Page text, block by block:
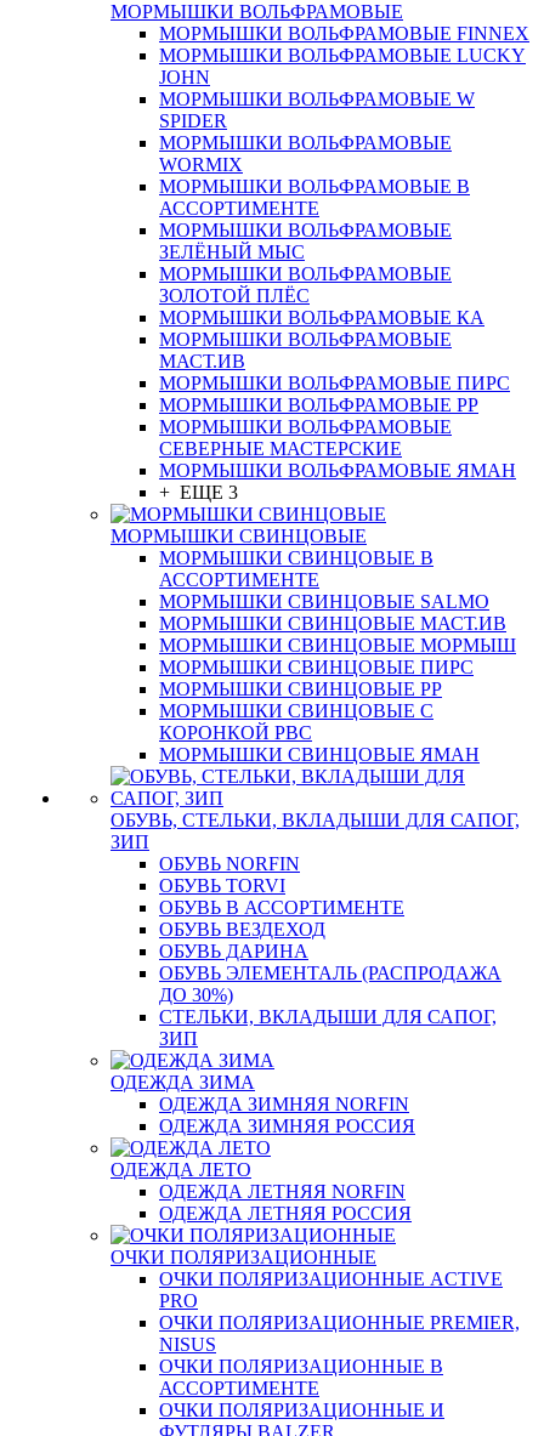
МОРМЫШКИ ВОЛЬФРАМОВЫЕ
МОРМЫШКИ ВОЛЬФРАМОВЫЕ FINNEX
МОРМЫШКИ ВОЛЬФРАМОВЫЕ LUCKY
JOHN
МОРМЫШКИ ВОЛЬФРАМОВЫЕ W
SPIDER
МОРМЫШКИ ВОЛЬФРАМОВЫЕ
WORMIX
МОРМЫШКИ ВОЛЬФРАМОВЫЕ В
АССОРТИМЕНТЕ
МОРМЫШКИ ВОЛЬФРАМОВЫЕ
ЗЕЛЁНЫЙ МЫС
МОРМЫШКИ ВОЛЬФРАМОВЫЕ
ЗОЛОТОЙ ПЛЁС
МОРМЫШКИ ВОЛЬФРАМОВЫЕ КА
МОРМЫШКИ ВОЛЬФРАМОВЫЕ
МАСТ.ИВ
МОРМЫШКИ ВОЛЬФРАМОВЫЕ ПИРС
МОРМЫШКИ ВОЛЬФРАМОВЫЕ РР
МОРМЫШКИ ВОЛЬФРАМОВЫЕ
СЕВЕРНЫЕ МАСТЕРСКИЕ
МОРМЫШКИ ВОЛЬФРАМОВЫЕ ЯМАН
+ ЕЩЕ 3
МОРМЫШКИ СВИНЦОВЫЕ
МОРМЫШКИ СВИНЦОВЫЕ В
АССОРТИМЕНТЕ
МОРМЫШКИ СВИНЦОВЫЕ SALMO
МОРМЫШКИ СВИНЦОВЫЕ МАСТ.ИВ
МОРМЫШКИ СВИНЦОВЫЕ МОРМЫШ
МОРМЫШКИ СВИНЦОВЫЕ ПИРС
МОРМЫШКИ СВИНЦОВЫЕ РР
МОРМЫШКИ СВИНЦОВЫЕ С
КОРОНКОЙ РВС
МОРМЫШКИ СВИНЦОВЫЕ ЯМАН
ОБУВЬ, СТЕЛЬКИ, ВКЛАДЫШИ ДЛЯ САПОГ,
ЗИП
ОБУВЬ NORFIN
ОБУВЬ TORVI
ОБУВЬ В АССОРТИМЕНТЕ
ОБУВЬ ВЕЗДЕХОД
ОБУВЬ ДАРИНА
ОБУВЬ ЭЛЕМЕНТАЛЬ (РАСПРОДАЖА
ДО 30%)
СТЕЛЬКИ, ВКЛАДЫШИ ДЛЯ САПОГ,
ЗИП
ОДЕЖДА ЗИМА
ОДЕЖДА ЗИМНЯЯ NORFIN
ОДЕЖДА ЗИМНЯЯ РОССИЯ
ОДЕЖДА ЛЕТО
ОДЕЖДА ЛЕТНЯЯ NORFIN
ОДЕЖДА ЛЕТНЯЯ РОССИЯ
ОЧКИ ПОЛЯРИЗАЦИОННЫЕ
ОЧКИ ПОЛЯРИЗАЦИОННЫЕ ACTIVE
PRO
ОЧКИ ПОЛЯРИЗАЦИОННЫЕ PREMIER,
NISUS
ОЧКИ ПОЛЯРИЗАЦИОННЫЕ В
АССОРТИМЕНТЕ
ОЧКИ ПОЛЯРИЗАЦИОННЫЕ И
ФУТЛЯРЫ BALZER